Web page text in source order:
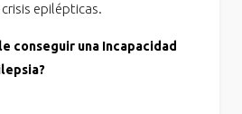
epilépticas.
conseguir una Incapacidad